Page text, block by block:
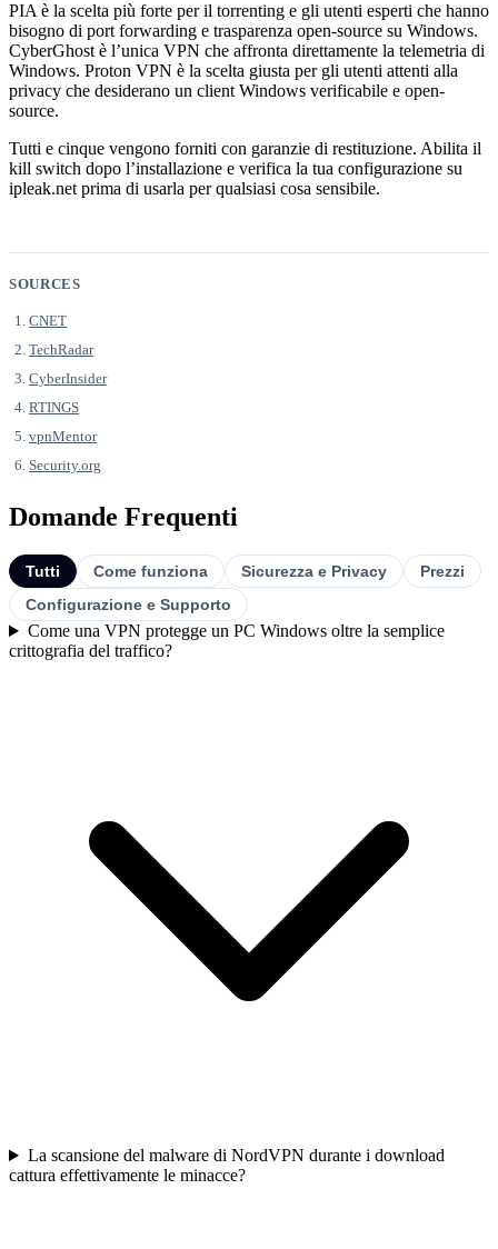
PIA è la scelta più forte per il torrenting e gli utenti esperti che hanno
bisogno di port forwarding e trasparenza open-source su Windows.
CyberGhost è l’unica VPN che affronta direttamente la telemetria di
Windows. Proton VPN è la scelta giusta per gli utenti attenti alla
privacy che desiderano un client Windows verificabile e open-
source.
Tutti e cinque vengono forniti con garanzie di restituzione. Abilita il
kill switch dopo l’installazione e verifica la tua configurazione su
ipleak.net prima di usarla per qualsiasi cosa sensibile.
SOURCES
CNET
TechRadar
CyberInsider
RTINGS
vpnMentor
Security.org
Domande Frequenti
Tutti Come funziona Sicurezza e Privacy
Prezzi
Configurazione e Supporto
Come una VPN protegge un PC Windows oltre la semplice
crittografia del traffico?
La scansione del malware di NordVPN durante i download
cattura effettivamente le minacce?